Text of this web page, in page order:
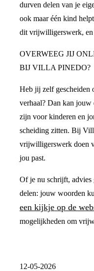
durven delen van je
ook maar één kind
dit vrijwilligerswerk, en
OVERWEEG JIJ
BIJ VILLA PINEDO?
Heb jij zelf gescheiden
verhaal? Dan kan jouw
zijn voor kinderen en
scheiding zitten. Bij
vrijwilligerswerk doen
jou past.
Of je nu schrijft,
delen: jouw woorden
een kijkje op de
mogelijkheden om
12-05-2026